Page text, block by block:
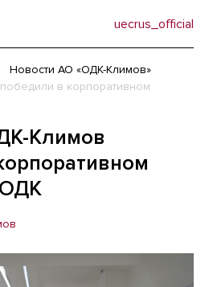
uecrus_official
Новости АО «ОДК-Климов»
в корпоративном
Климов